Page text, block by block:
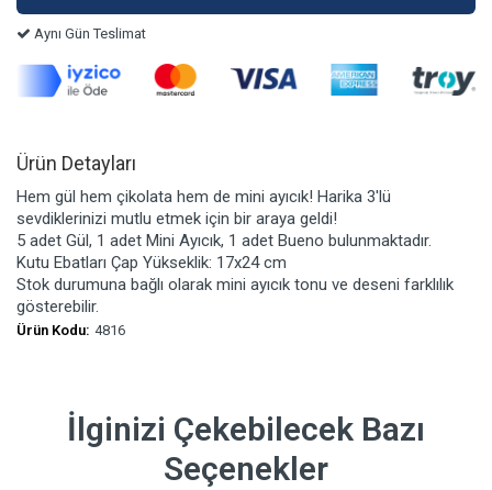
Aynı Gün Teslimat
Ürün Detayları
Hem gül hem çikolata hem de mini ayıcık! Harika 3'lü
sevdiklerinizi mutlu etmek için bir araya geldi!
5 adet Gül, 1 adet Mini Ayıcık, 1 adet Bueno bulunmaktadır.
Kutu Ebatları Çap Yükseklik: 17x24 cm
Stok durumuna bağlı olarak mini ayıcık tonu ve deseni farklılık
gösterebilir.
Ürün Kodu: 4816
İlginizi Çekebilecek Bazı
Seçenekler